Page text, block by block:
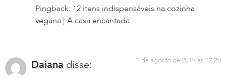
Pingback: 12 itens indispensáveis na cozinha
vegana | A casa encantada
Daiana disse: 1 de agosto de 2019 às 12:20